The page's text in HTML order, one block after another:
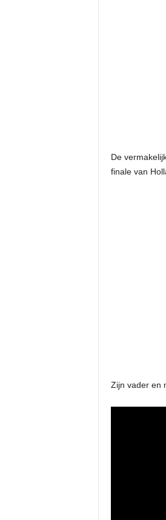
De
finale van
Zijn vader en